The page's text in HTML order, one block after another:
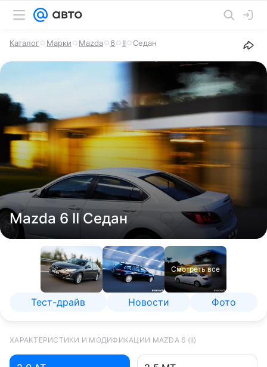
Каталог Марки Mazda 6 II Седан
Mazda 6 II Седан
Смотреть все
Тест-драйв Новости Фото
ХАРАКТЕРИСТИКИ И МОДИФИКАЦИИ MAZDA 6 (II)